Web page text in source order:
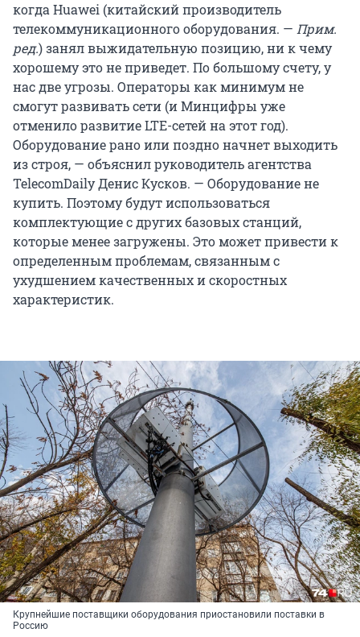
когда Huawei (китайский производитель
телекоммуникационного оборудования. — Прим.
ред.) занял выжидательную позицию, ни к чему
хорошему это не приведет. По большому счету, у
нас две угрозы. Операторы как минимум не
смогут развивать сети (и Минцифры уже
отменило развитие LTE-сетей на этот год).
Оборудование рано или поздно начнет выходить
из строя, — объяснил руководитель агентства
TelecomDaily Денис Кусков. — Оборудование не
купить. Поэтому будут использоваться
комплектующие с других базовых станций,
которые менее загружены. Это может привести к
определенным проблемам, связанным с
ухудшением качественных и скоростных
характеристик.
Крупнейшие поставщики оборудования приостановили поставки в
Россию